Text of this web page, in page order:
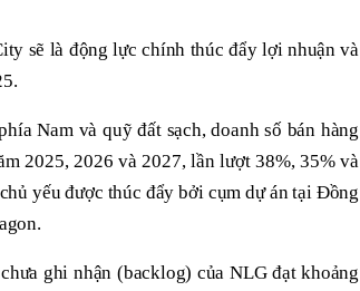
sẽ là động lực chính thúc đẩy lợi nhuận và
Nam và quỹ đất sạch, doanh số bán hàng
2025, 2026 và 2027, lần lượt 38%, 35% và
yếu được thúc đẩy bởi cụm dự án tại Đồng
ghi nhận (backlog) của NLG đạt khoảng